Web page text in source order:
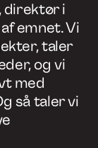
direktør i
emnet. Vi
taler
og vi
med
så taler vi